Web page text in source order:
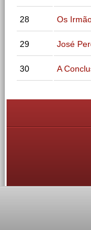
28 Os
29 José
30 A